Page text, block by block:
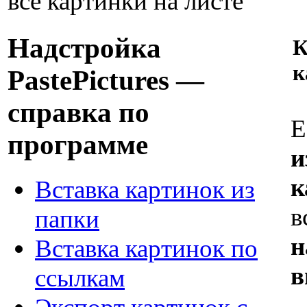
Надстройка
PastePictures —
справка по
программе
Вставка картинок из
папки
Вставка картинок по
ссылкам